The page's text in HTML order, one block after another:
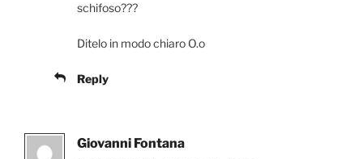
schifoso???
Ditelo in modo chiaro O.o
Reply
Giovanni Fontana